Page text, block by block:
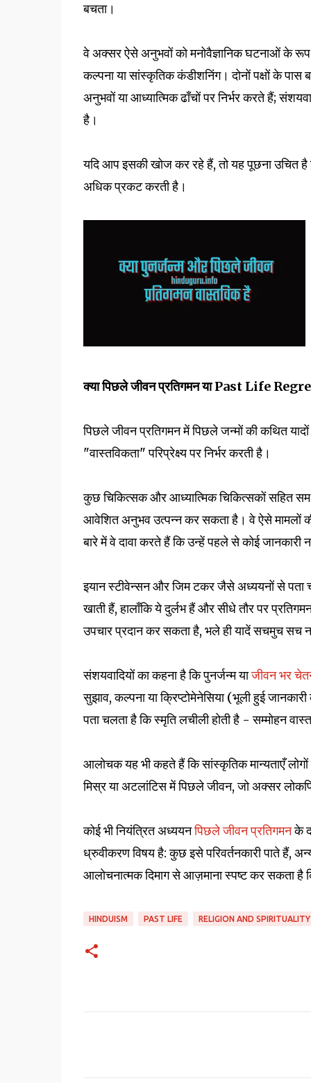
बचता।
वे अक्सर ऐसे अनुभवों को मनोवैज्ञानिक घटनाओं के
कल्पना या सांस्कृतिक कंडीशनिंग। दोनों पक्षों के पास
अनुभवों या आध्यात्मिक ढाँचों पर निर्भर करते हैं;
है।
यदि आप इसकी खोज कर रहे हैं, तो यह पूछना उचित
अधिक प्रकट करती है।
क्या पिछले जीवन प्रतिगमन या Past Life
पिछले जीवन प्रतिगमन में पिछले जन्मों की कथित
"वास्तविकता" परिप्रेक्ष्य पर निर्भर करती है।
कुछ चिकित्सक और आध्यात्मिक चिकित्सकों सहित
आवेशित अनुभव उत्पन्न कर सकता है। वे ऐसे मामलों
बारे में वे दावा करते हैं कि उन्हें पहले से कोई जानकारी
इयान स्टीवेन्सन और जिम टकर जैसे अध्ययनों से पता
खाती हैं, हालाँकि ये दुर्लभ हैं और सीधे तौर पर
उपचार प्रदान कर सकता है, भले ही यादें सचमुच सच न
संशयवादियों का कहना है कि पुनर्जन्म याजीवन भर
सुझाव, कल्पना या क्रिप्टोमेनेसिया (भूली हुई
पता चलता है कि स्मृति लचीली होती है - सम्मोहन
आलोचक यह भी कहते हैं कि सांस्कृतिक मान्यताएँ
मिस्र या अटलांटिस में पिछले जीवन, जो अक्सर
कोई भी नियंत्रित अध्ययनपिछले जीवन प्रतिगमनके
ध्रुवीकरण विषय है: कुछ इसे परिवर्तनकारी पाते
आलोचनात्मक दिमाग से आज़माना स्पष्ट कर सकता
HINDUISM PAST LIFE RELIGION AND SPIRITUALITY